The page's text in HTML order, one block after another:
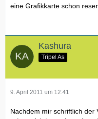
eine Grafikkarte schon
Kashura
Tripel As
9. April 2011 um 12:41
Nachdem mir schriftlich der